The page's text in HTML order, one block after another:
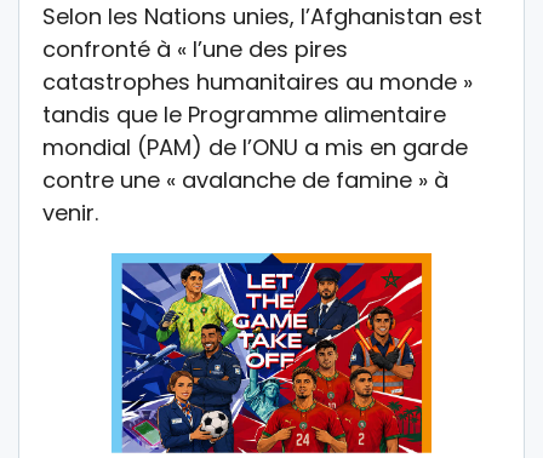
Selon les Nations unies, l’Afghanistan est
confronté à « l’une des pires
catastrophes humanitaires au monde »
tandis que le Programme alimentaire
mondial (PAM) de l’ONU a mis en garde
contre une « avalanche de famine » à
venir.